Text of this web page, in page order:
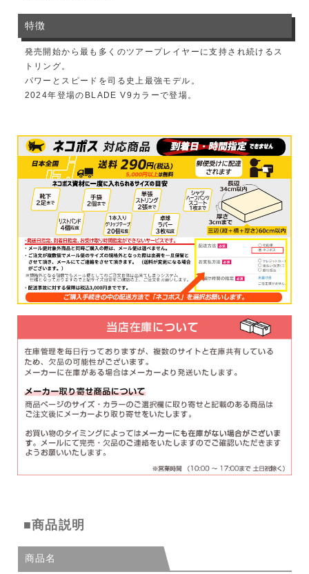
特徴
発売開始から最も多くのツアープレイヤーに支持され続けるス
トリング。
パワーとスピードを司る史上最強モデル。
2024年登場のBLADE V9カラーで登場。
■商品説明
商品名